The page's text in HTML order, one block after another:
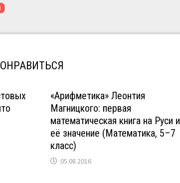
«Арифметика» Леонтия
Магницкого: первая
математическая книга на Руси и
её значение (Математика, 5–7
класс)
05.08.2016